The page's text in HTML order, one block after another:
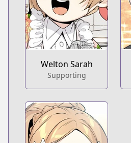
Welton Sarah
Supporting